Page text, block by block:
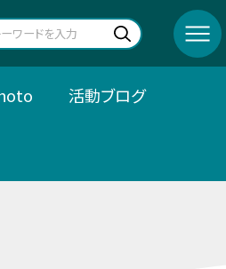
活動ブログ